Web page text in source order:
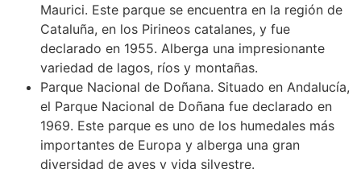
Maurici. Este parque se encuentra en la región de
Cataluña, en los Pirineos catalanes, y fue
declarado en 1955. Alberga una impresionante
variedad de lagos, ríos y montañas.
Parque Nacional de Doñana. Situado en Andalucía,
el Parque Nacional de Doñana fue declarado en
1969. Este parque es uno de los humedales más
importantes de Europa y alberga una gran
diversidad de aves y vida silvestre.